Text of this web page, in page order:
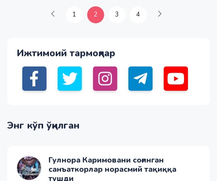
1 2 3 4
Ижтимоий тармоқлар
Энг кўп ўқилган
Гулнора Каримовани соғинган
санъаткорлар норасмий тақиққа
тушди